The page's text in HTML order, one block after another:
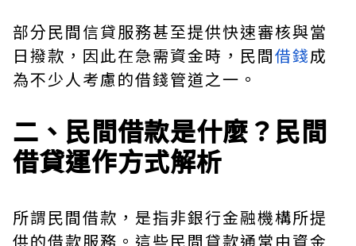
部分民間信貸服務甚至提供快速審核與當
日撥款，因此在急需資金時，民間借錢成
為不少人考慮的借錢管道之一。
二、民間借款是什麼？民間
借貸運作方式解析
所謂民間借款，是指非銀行金融機構所提
供的借款服務。這些民間貸款通常由資金